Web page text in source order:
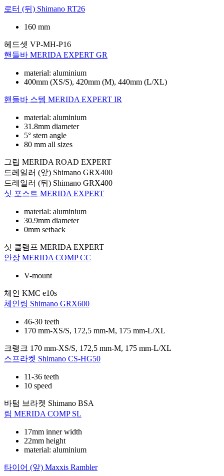
로터 (뒤) Shimano RT26
160 mm
헤드셋 VP-MH-P16
핸들바 MERIDA EXPERT GR
material: aluminium
400mm (XS/S), 420mm (M), 440mm (L/XL)
핸들바 스템 MERIDA EXPERT IR
material: aluminium
31.8mm diameter
5° stem angle
80 mm all sizes
그립 MERIDA ROAD EXPERT
드레일러 (앞) Shimano GRX400
드레일러 (뒤) Shimano GRX400
싯 포스트 MERIDA EXPERT
material: aluminium
30.9mm diameter
0mm setback
싯 클램프 MERIDA EXPERT
안장 MERIDA COMP CC
V-mount
체인 KMC e10s
체인링 Shimano GRX600
46-30 teeth
170 mm-XS/S, 172,5 mm-M, 175 mm-L/XL
크랭크 170 mm-XS/S, 172,5 mm-M, 175 mm-L/XL
스프라켓 Shimano CS-HG50
11-36 teeth
10 speed
바텀 브라켓 Shimano BSA
림 MERIDA COMP SL
17mm inner width
22mm height
material: aluminium
타이어 (앞) Maxxis Rambler